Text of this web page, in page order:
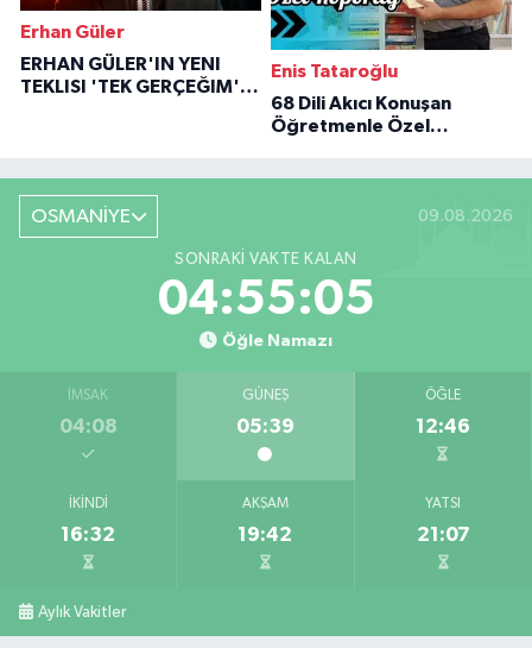
Erhan Güler
ERHAN GÜLER'IN YENI
TEKLISI 'TEK GERÇEĞIM'LE
Enis Tataroğlu
68 Dili Akıcı Konuşan
Öğretmenle Özel
OSMANİYE 09.08.2026
SONRAKI VAKTE KALAN
04:55:04
Öğle Namazı
İMSAK
04:08
GÜNEŞ
05:39
ÖĞLE
12:46
İKINDI
16:32
AKŞAM
19:42
YATSI
21:07
Aylık Vakitler